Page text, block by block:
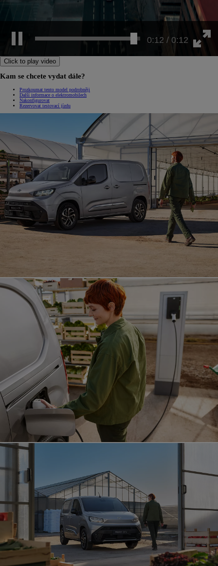
0:12 / 0:12
Click to play video
Kam se chcete vydat dále?
Prozkoumat tento model podrobněji
Další informace o elektromobilech
Nakonfigurovat
Rezervovat testovací jízdu